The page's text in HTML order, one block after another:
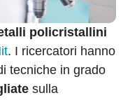
policristallini
. I ricercatori hanno
tecniche in grado
sulla